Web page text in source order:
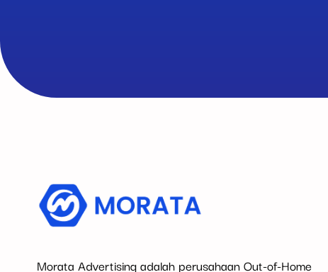
Morata Advertising adalah perusahaan Out-of-Home